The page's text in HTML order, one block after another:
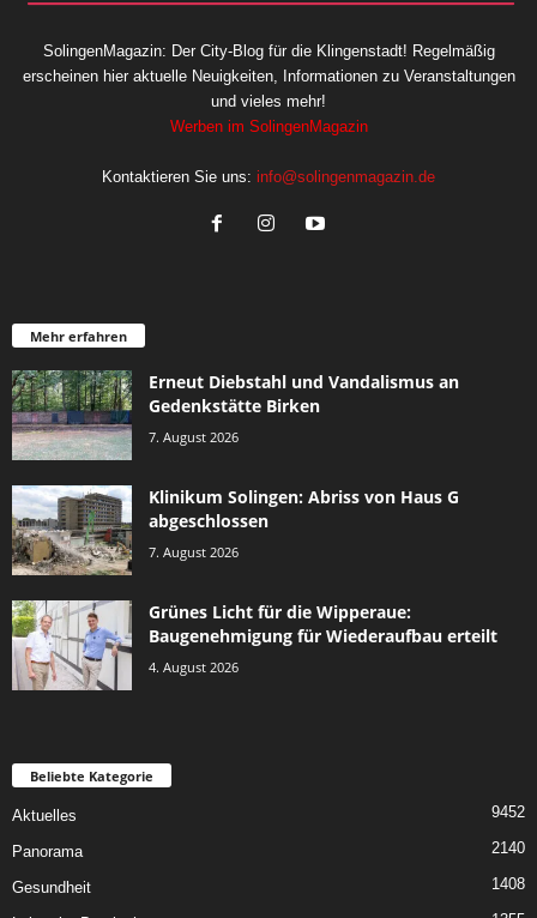
SolingenMagazin: Der City-Blog für die Klingenstadt! Regelmäßig
erscheinen hier aktuelle Neuigkeiten, Informationen zu Veranstaltungen
und vieles mehr!
Werben im SolingenMagazin
Kontaktieren Sie uns: info@solingenmagazin.de
Mehr erfahren
Erneut Diebstahl und Vandalismus an
Gedenkstätte Birken
7. August 2026
Klinikum Solingen: Abriss von Haus G
abgeschlossen
7. August 2026
Grünes Licht für die Wipperaue:
Baugenehmigung für Wiederaufbau erteilt
4. August 2026
Beliebte Kategorie
Aktuelles 9452
Panorama 2140
Gesundheit 1408